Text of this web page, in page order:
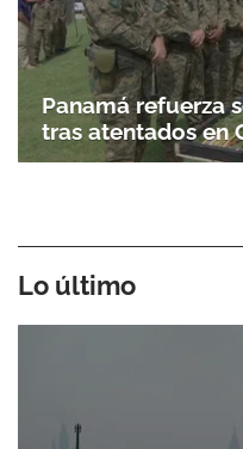
Panamá refuerza
tras atentados en
Lo último